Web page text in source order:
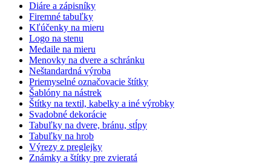
Diáre a zápisníky
Firemné tabuľky
Kľúčenky na mieru
Logo na stenu
Medaile na mieru
Menovky na dvere a schránku
Neštandardná výroba
Priemyselné označovacie štítky
Šablóny na nástrek
Štítky na textil, kabelky a iné výrobky
Svadobné dekorácie
Tabuľky na dvere, bránu, stĺpy
Tabuľky na hrob
Výrezy z preglejky
Známky a štítky pre zvieratá